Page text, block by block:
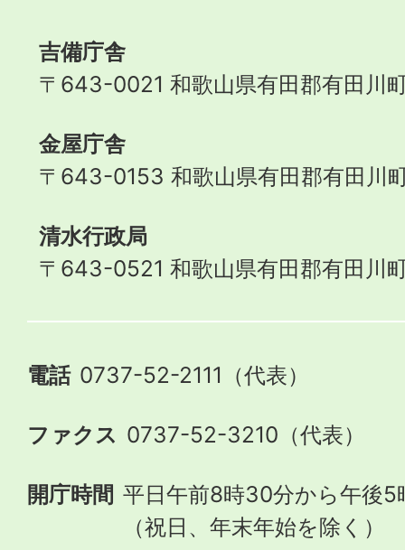
吉備庁舎
〒643-0021 和歌山県有田郡有田川
金屋庁舎
〒643-0153 和歌山県有田郡有田川
清水行政局
〒643-0521 和歌山県有田郡有田川
電話 0737-52-2111（代表）
ファクス 0737-52-3210（代表）
開庁時間 平日午前8時30分から午後5
（祝日、年末年始を除く）